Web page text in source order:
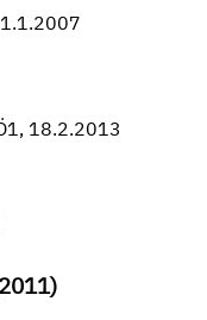
1.1.2007
18.2.2013